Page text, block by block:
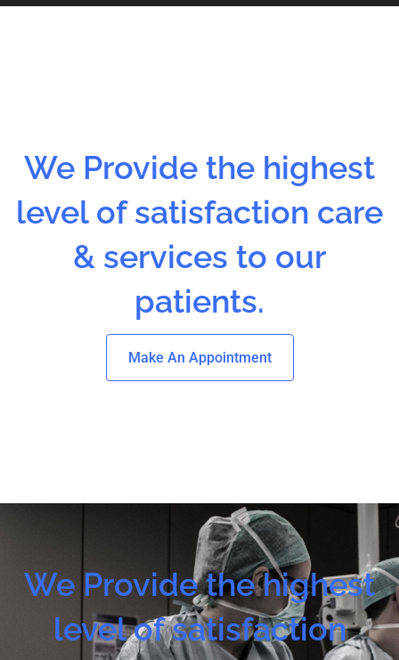
We Provide the highest
level of satisfaction care
& services to our
patients.
Make An Appointment
We Provide the highest
level of satisfaction